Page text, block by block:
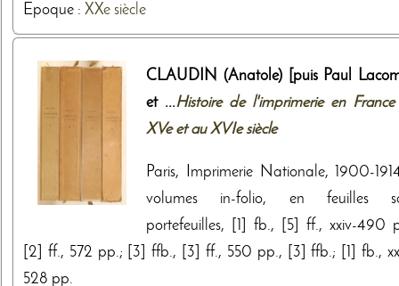
Epoque : XXe siècle
CLAUDIN (Anatole) [puis Paul
et ...Histoire de l'imprimerie en
XVe et au XVIe siècle
Paris, Imprimerie Nationale, 1900-
volumes in-folio, en feuilles
portefeuilles, [1] fb., [5] ff., xxiv-490
[2] ff., 572 pp.; [3] ffb., [3] ff., 550 pp., [3] ffb.; [1] fb.,
528 pp.